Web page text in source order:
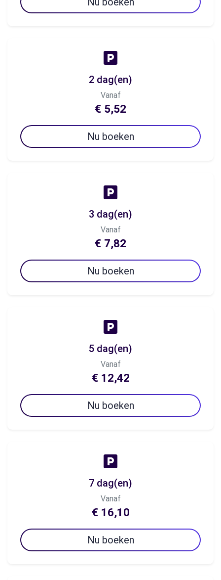
2 dag(en)
Vanaf
€ 5,52
Nu boeken
3 dag(en)
Vanaf
€ 7,82
Nu boeken
5 dag(en)
Vanaf
€ 12,42
Nu boeken
7 dag(en)
Vanaf
€ 16,10
Nu boeken